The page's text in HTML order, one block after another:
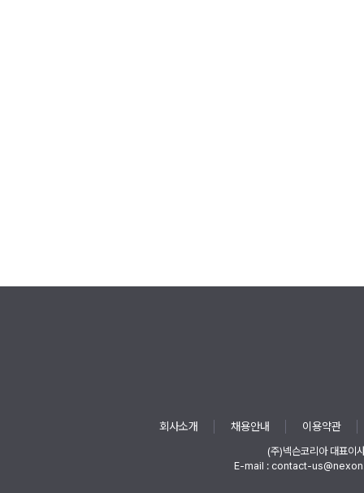
회사소개 채용안내 이용약관
(주)넥슨코리아 대표이
E-mail : contact-